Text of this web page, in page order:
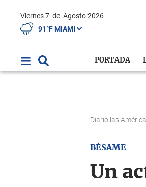
Viernes 7 de Agosto 2026
91°F MIAMI
PORTADA
Diario las
BÉSAME
Un